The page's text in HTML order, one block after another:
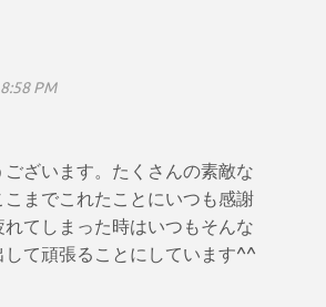
PM
ざいます。たくさんの素敵な
までこれたことにいつも感謝
れてしまった時はいつもそんな
して頑張ることにしています^^